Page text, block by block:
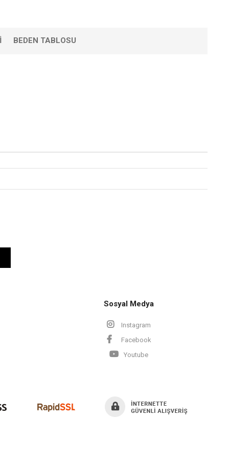
BEDEN TABLOSU
Sosyal Medya
Instagram
Facebook
Youtube